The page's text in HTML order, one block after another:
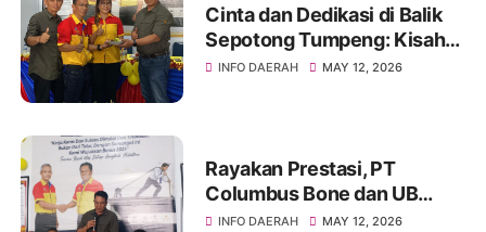
Cinta dan Dedikasi di Balik
Sepotong Tumpeng: Kisah
Manis Columbus Soppeng &
INFO DAERAH MAY 12, 2026
Rayakan Prestasi, PT
Columbus Bone dan UB
Parepare Bagikan Bonus
INFO DAERAH MAY 12, 2026